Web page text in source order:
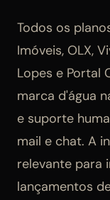
Todos os
Imóveis, OLX,
Lopes e Portal
marca d'água
e suporte
mail e chat. A
relevante para
lançamentos